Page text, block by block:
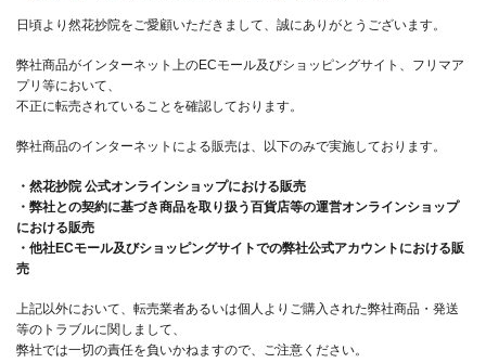
日頃より然花抄院をご愛顧いただきまして、誠にありがとうございます。
弊社商品がインターネット上のECモール及びショッピングサイト、フリマア
プリ等において、
不正に転売されていることを確認しております。
弊社商品のインターネットによる販売は、以下のみで実施しております。
・然花抄院 公式オンラインショップにおける販売
・弊社との契約に基づき商品を取り扱う百貨店等の運営オンラインショップ
における販売
・他社ECモール及びショッピングサイトでの弊社公式アカウントにおける販
売
上記以外において、転売業者あるいは個人よりご購入された弊社商品・発送
等のトラブルに関しまして、
弊社では一切の責任を負いかねますので、ご注意ください。